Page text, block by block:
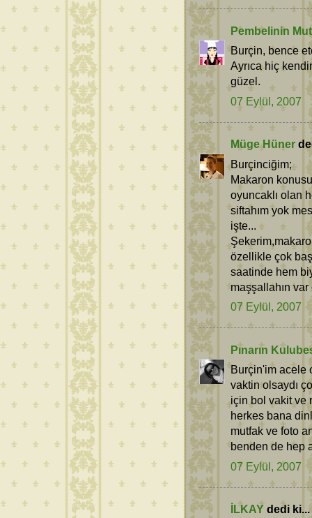
Pembelinin
Burçin, bence
Ayrıca hiç
güzel.
07 Eylül, 2007
Müge Hüner
Burçinciğim;
Makaron
oyuncaklı olan
siftahım yok
işte...
özellikle çok
saatinde hem
maşşallahın var
07 Eylül, 2007
Pınarın
Burçin'im acele
vaktin olsaydı
için bol vakit ve
herkes bana
mutfak ve foto
benden de hep
07 Eylül, 2007
İLKAY dedi ki...